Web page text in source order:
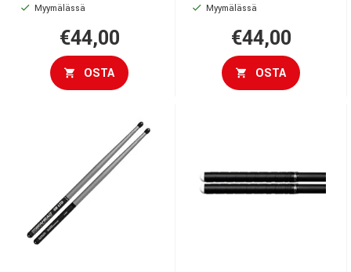
Myymälässä
€44,00
OSTA
Myymälässä
€44,00
OSTA